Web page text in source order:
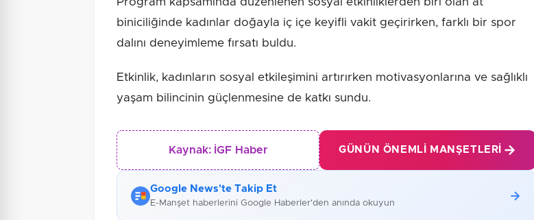
biniciliğinde kadınlar doğayla iç içe keyifli vakit geçirirken, farklı bir spor
dalını deneyimleme fırsatı buldu.
Etkinlik, kadınların sosyal etkileşimini artırırken motivasyonlarına ve sağlıklı
yaşam bilincinin güçlenmesine de katkı sundu.
Kaynak: İGF Haber GÜNÜN ÖNEMLI MANŞETLERI
Google News'te Takip Et
E-Manşet haberlerini Google Haberler'den anında okuyun